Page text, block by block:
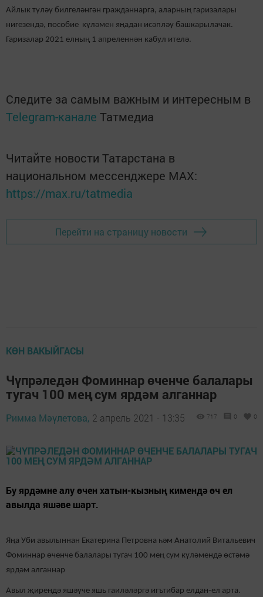
Айлык түләү билгеләнгән гражданнарга, аларның гаризалары
нигезендә, пособие күләмен яңадан исәпләү башкарылачак.
Гаризалар 2021 елның 1 апреленнән кабул ителә.
Следите за самым важным и интересным в
Telegram-канале Татмедиа
Читайте новости Татарстана в
национальном мессенджере MАХ:
https://max.ru/tatmedia
Перейти на страницу новости
КӨН ВАКЫЙГАСЫ
Чүпрәледән Фоминнар өченче балалары
тугач 100 мең сум ярдәм алганнар
Римма Мәүлетова, 2 апрель 2021 - 13:35 717 0 0
Бу ярдәмне алу өчен хатын-кызның кимендә өч ел
авылда яшәве шарт.
Яңа Уби авылыннан Екатерина Петровна һәм Анатолий Витальевич
Фоминнар өченче балалары тугач 100 мең сум күләмендә өстәмә
ярдәм алганнар
Авыл җирендә яшәүче яшь гаиләләргә игътибар елдан-ел арта.